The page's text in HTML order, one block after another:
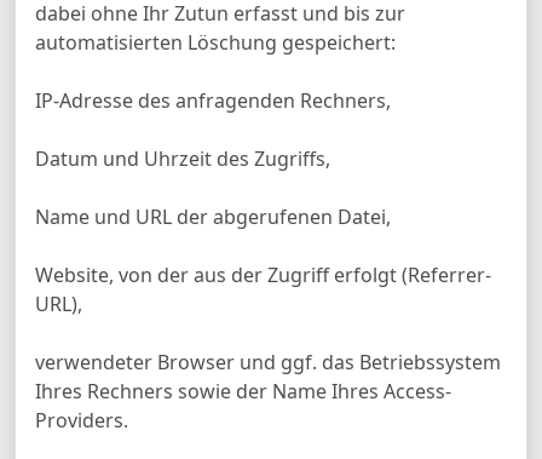
dabei ohne Ihr Zutun erfasst und bis zur
automatisierten Löschung gespeichert:
IP-Adresse des anfragenden Rechners,
Datum und Uhrzeit des Zugriffs,
Name und URL der abgerufenen Datei,
Website, von der aus der Zugriff erfolgt (Referrer-
URL),
verwendeter Browser und ggf. das Betriebssystem
Ihres Rechners sowie der Name Ihres Access-
Providers.